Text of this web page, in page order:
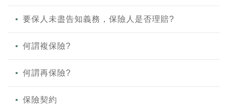
要保人未盡告知義務，保險人是否理賠?
何謂複保險?
何謂再保險?
保險契約